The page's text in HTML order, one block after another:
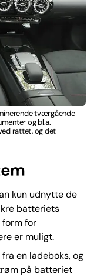
tværgående
og bl.a.
rattet, og det
kun udnytte de
batteriets
form for
er muligt.
en ladeboks, og
på batteriet